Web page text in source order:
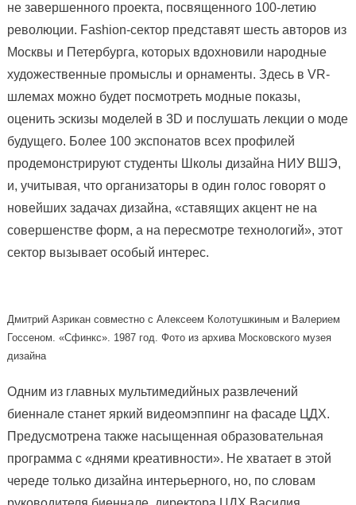
не завершенного проекта, посвященного 100-летию
революции. Fashion-сектор представят шесть авторов из
Москвы и Петербурга, которых вдохновили народные
художественные промыслы и орнаменты. Здесь в VR-
шлемах можно будет посмотреть модные показы,
оценить эскизы моделей в 3D и послушать лекции о моде
будущего. Более 100 экспонатов всех профилей
продемонстрируют студенты Школы дизайна НИУ ВШЭ,
и, учитывая, что организаторы в один голос говорят о
новейших задачах дизайна, «ставящих акцент не на
совершенстве форм, а на пересмотре технологий», этот
сектор вызывает особый интерес.
Дмитрий Азрикан совместно с Алексеем Колотушкиным и Валерием
Госсеном. «Сфинкс». 1987 год. Фото из архива Московского музея
дизайна
Одним из главных мультимедийных развлечений
биеннале станет яркий видеомэппинг на фасаде ЦДХ.
Предусмотрена также насыщенная образовательная
программа с «днями креативности». Не хватает в этой
череде только дизайна интерьерного, но, по словам